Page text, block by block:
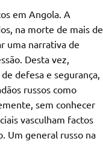
em Angola. A
na morte de mais de
uma narrativa de
Desta vez,
defesa e segurança,
russos como
sem conhecer
vasculham factos
Um general russo na